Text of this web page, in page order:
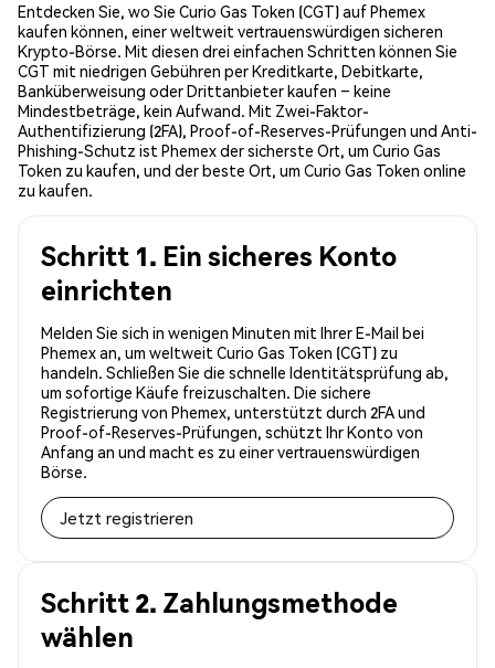
Entdecken Sie, wo Sie Curio Gas Token (CGT) auf Phemex
kaufen können, einer weltweit vertrauenswürdigen sicheren
Krypto-Börse. Mit diesen drei einfachen Schritten können Sie
CGT mit niedrigen Gebühren per Kreditkarte, Debitkarte,
Banküberweisung oder Drittanbieter kaufen – keine
Mindestbeträge, kein Aufwand. Mit Zwei-Faktor-
Authentifizierung (2FA), Proof-of-Reserves-Prüfungen und Anti-
Phishing-Schutz ist Phemex der sicherste Ort, um Curio Gas
Token zu kaufen, und der beste Ort, um Curio Gas Token online
zu kaufen.
Schritt 1. Ein sicheres Konto
einrichten
Melden Sie sich in wenigen Minuten mit Ihrer E-Mail bei
Phemex an, um weltweit Curio Gas Token (CGT) zu
handeln. Schließen Sie die schnelle Identitätsprüfung ab,
um sofortige Käufe freizuschalten. Die sichere
Registrierung von Phemex, unterstützt durch 2FA und
Proof-of-Reserves-Prüfungen, schützt Ihr Konto von
Anfang an und macht es zu einer vertrauenswürdigen
Börse.
Jetzt registrieren
Schritt 2. Zahlungsmethode
wählen